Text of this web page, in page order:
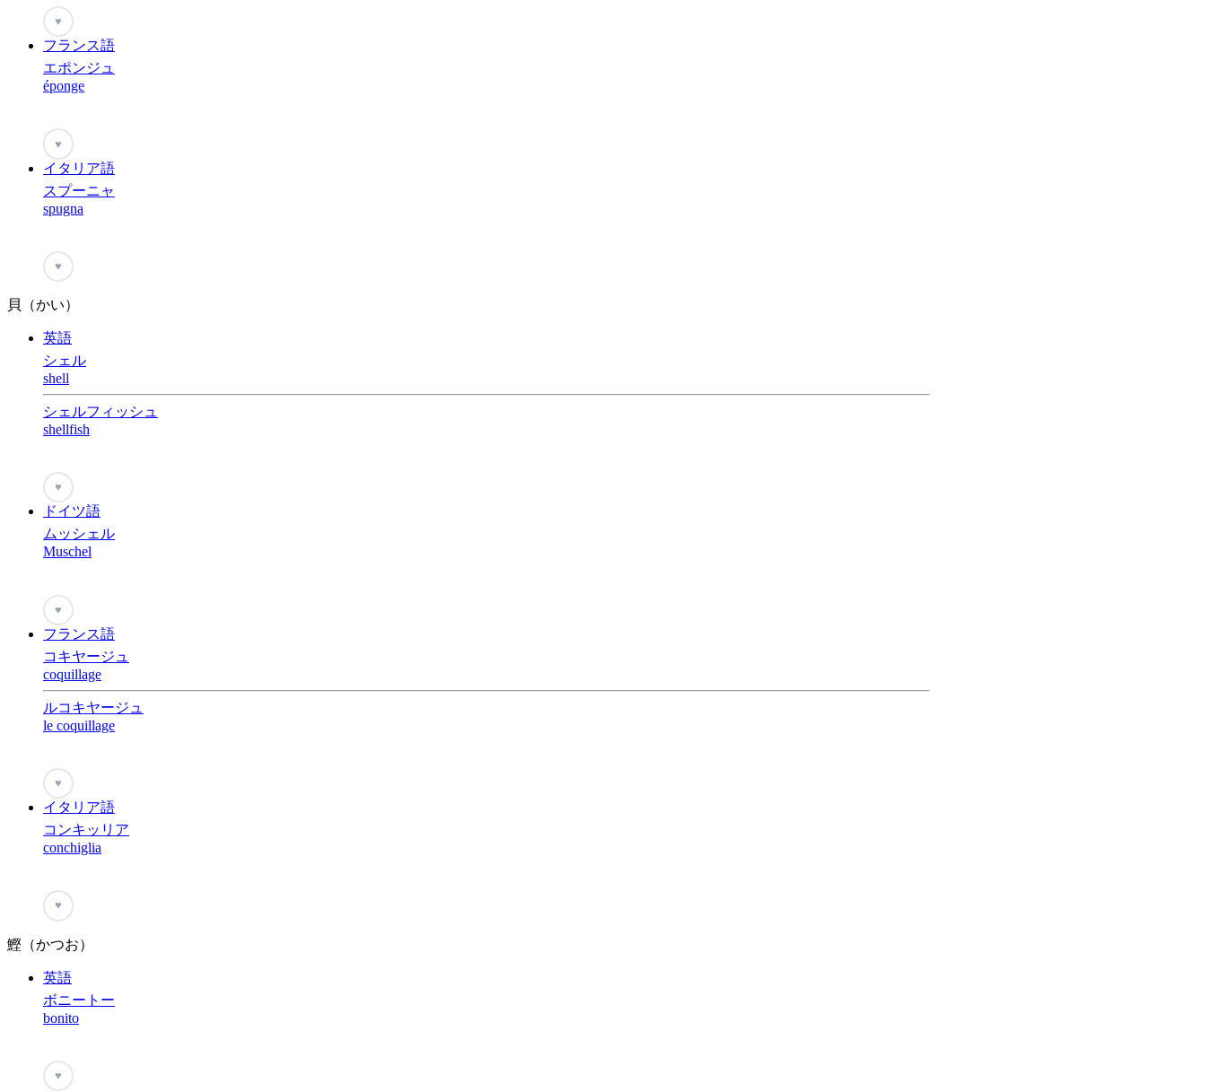
♥
フランス語
エポンジュ
éponge
♥
イタリア語
スプーニャ
spugna
♥
貝（かい）
英語
シェル
shell
シェルフィッシュ
shellfish
♥
ドイツ語
ムッシェル
Muschel
♥
フランス語
コキヤージュ
coquillage
ルコキヤージュ
le coquillage
♥
イタリア語
コンキッリア
conchiglia
♥
鰹（かつお）
英語
ボニートー
bonito
♥